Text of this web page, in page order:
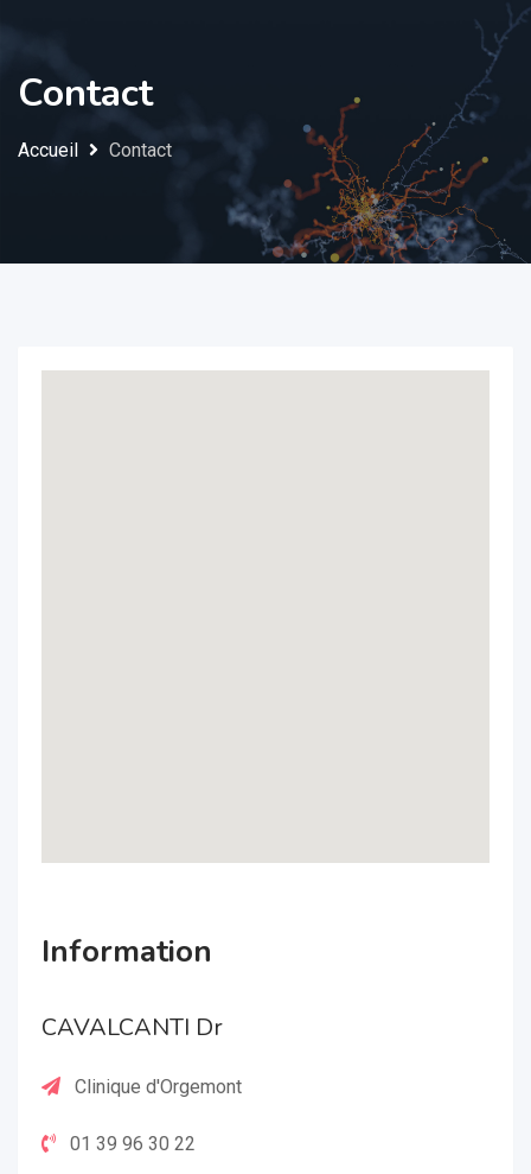
Contact
Accueil Contact
Information
CAVALCANTI Dr
Clinique d'Orgemont
01 39 96 30 22